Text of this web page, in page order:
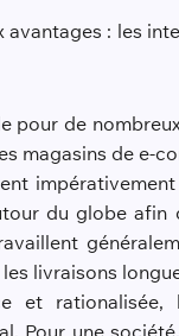
: les
de
magasins de e-
du globe
livraisons
et
Pour une